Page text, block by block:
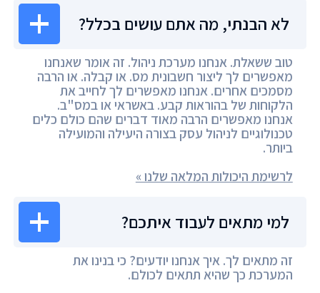
לא הבנתי, מה אתם עושים בכלל?
טוב ששאלת. אנחנו מערכת ניהול. זה אומר שאנחנו
מאפשרים לך ליצור חשבונית מס. או קבלה. או הרבה
מסמכים אחרים. אנחנו מאפשרים לך לחייב את
הלקוחות של בהוראות קבע. באשראי או במס"ב.
אנחנו מאפשרים הרבה מאוד דברים שהם כולם כלים
טכנולוגיים לניהול עסק בצורה היעילה והמועילה
ביותר.
לרשימת היכולות המלאה שלנו »
למי מתאים לעבוד איתכם?
זה מתאים לך. איך אנחנו יודעים? כי בנינו את
המערכת כך שהיא תתאים לכולם.